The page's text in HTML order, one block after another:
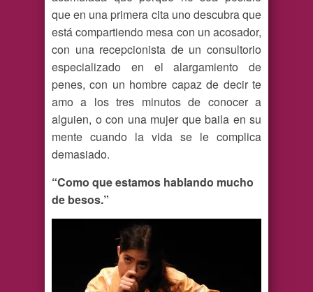
que en una primera cita uno descubra que
está compartiendo mesa con un acosador,
con una recepcionista de un consultorio
especializado en el alargamiento de
penes, con un hombre capaz de decir te
amo a los tres minutos de conocer a
alguien, o con una mujer que baila en su
mente cuando la vida se le complica
demasiado.
“Como que estamos hablando mucho
de besos.”